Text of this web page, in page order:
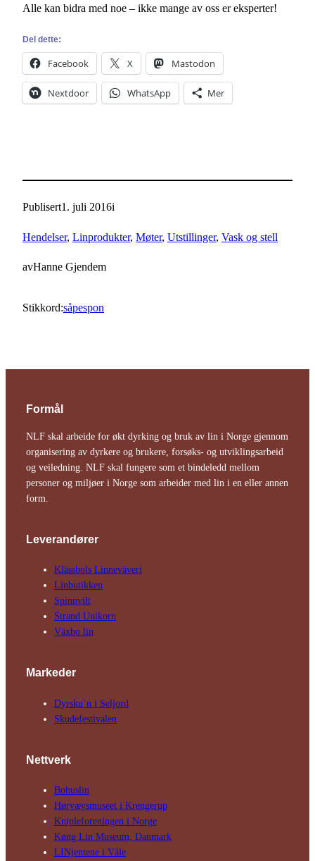
Alle kan bidra med noe – ikke mange av oss er eksperter!
Del dette:
Facebook X Mastodon
Nextdoor WhatsApp Mer
Publisert1. juli 2016i
Hendelser, Linprodukter, Møter, Utstillinger, Vask og stell
avHanne Gjendem
Stikkord:såpespon
Formål
NLF skal arbeide for økt dyrking og bruk av lin i Norge gjennom
organisering av dyrkere og brukere, forsøks- og utviklingsarbeid
og veiledning. NLF skal fungere som et bindeledd mellom
personer og miljøer i Norge som arbeider med lin i en eller annen
form.
Leverandører
Klässbols Linne­väveri
Linbutikken
Spinnvilt
Strand Unikorn
Växbo lin
Markeder
Dyrsku´n i Seljord
Skude­fes­tivalen
Nettverk
Bohuslin
Hørvævs­museet i Krengerup
Kniple­foreningen i Norge
Køng Lin Museum, Danmark
LINjentene i Våle